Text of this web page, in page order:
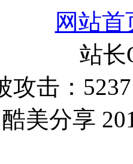
网站首
站
攻击：
酷美分享